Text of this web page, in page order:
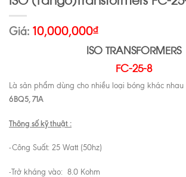
Giá: 10,000,000₫
ISO TRANSFORMERS
FC-25-8
Là sản phẩm dùng cho nhiều loại bóng khác nhau
6BQ5, 71A
Thông số kỹ thuật :
-Công Suất: 25 Watt (50hz)
-Trở kháng vào: 8.0 Kohm